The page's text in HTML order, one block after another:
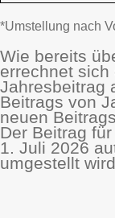
*Umstellung nach
Wie bereits
errechnet
Jahresbeitrag
Beitrags von
neuen
Der Beitrag
1. Juli 2026
umgestellt